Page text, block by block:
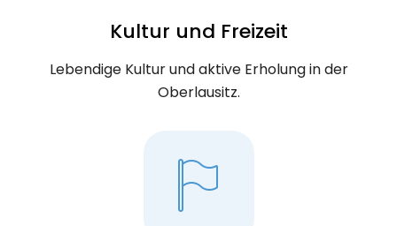
Kultur und Freizeit
Lebendige Kultur und aktive Erholung in der
Oberlausitz.